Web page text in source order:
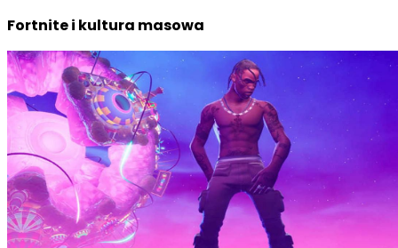
Fortnite i kultura masowa